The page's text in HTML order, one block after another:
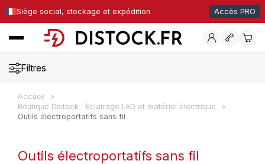
Siège social, stockage et expédition Accès PRO
Filtres
Accueil
Boutique Distock : Éclairage LED et matériel électrique
Outils électroportatifs sans fil
Outils électroportatifs sans fil